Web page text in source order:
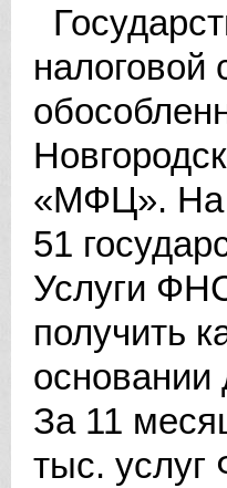
налоговой
«МФЦ». На
51
Услуги
получить
основании
За 11
тыс. услуг